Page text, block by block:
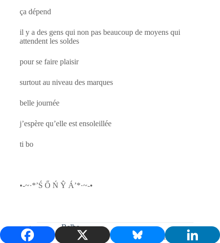
ça dépend
il y a des gens qui non pas beaucoup de moyens qui
attendent les soldes
pour se faire plaisir
surtout au niveau des marques
belle journée
j’espère qu’elle est ensoleillée
ti bo
•-~·*’Ś Ő Ń Ŷ Á’*·~-•
Belbe
12/01/2012/17:37 RÉPONDRE